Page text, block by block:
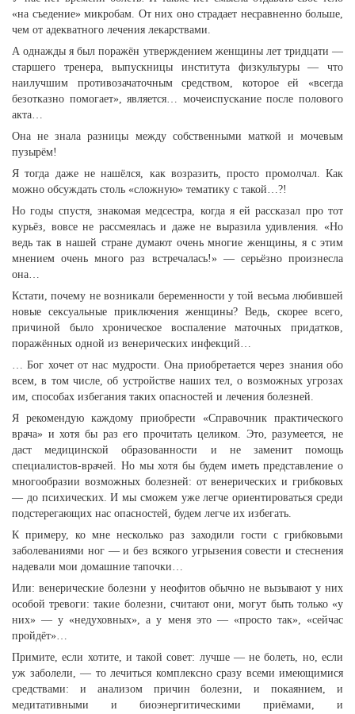
«на съедение» микробам. От них оно страдает несравненно больше,
чем от адекватного лечения лекарствами.
А однажды я был поражён утверждением женщины лет тридцати —
старшего тренера, выпускницы института физкультуры — что
наилучшим противозачаточным средством, которое ей «всегда
безотказно помогает», является… мочеиспускание после полового
акта…
Она не знала разницы между собственными маткой и мочевым
пузырём!
Я тогда даже не нашёлся, как возразить, просто промолчал. Как
можно обсуждать столь «сложную» тематику с такой…?!
Но годы спустя, знакомая медсестра, когда я ей рассказал про тот
курьёз, вовсе не рассмеялась и даже не выразила удивления. «Но
ведь так в нашей стране думают очень многие женщины, я с этим
мнением очень много раз встречалась!» — серьёзно произнесла
она…
Кстати, почему не возникали беременности у той весьма любившей
новые сексуальные приключения женщины? Ведь, скорее всего,
причиной было хроническое воспаление маточных придатков,
поражённых одной из венерических инфекций…
… Бог хочет от нас мудрости. Она приобретается через знания обо
всем, в том числе, об устройстве наших тел, о возможных угрозах
им, способах избегания таких опасностей и лечения болезней.
Я рекомендую каждому приобрести «Справочник практического
врача» и хотя бы раз его прочитать целиком. Это, разумеется, не
даст медицинской образованности и не заменит помощь
специалистов-врачей. Но мы хотя бы будем иметь представление о
многообразии возможных болезней: от венерических и грибковых
— до психических. И мы сможем уже легче ориентироваться среди
подстерегающих нас опасностей, будем легче их избегать.
К примеру, ко мне несколько раз заходили гости с грибковыми
заболеваниями ног — и без всякого угрызения совести и стеснения
надевали мои домашние тапочки…
Или: венерические болезни у неофитов обычно не вызывают у них
особой тревоги: такие болезни, считают они, могут быть только «у
них» — у «недуховных», а у меня это — «просто так», «сейчас
пройдёт»…
Примите, если хотите, и такой совет: лучше — не болеть, но, если
уж заболели, — то лечиться комплексно сразу всеми имеющимися
средствами: и анализом причин болезни, и покаянием, и
медитативными и биоэнергитическими приёмами, и